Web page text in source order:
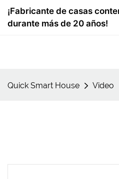
¡Fabricante de casas
durante más de 20 años!
Quick Smart House Video